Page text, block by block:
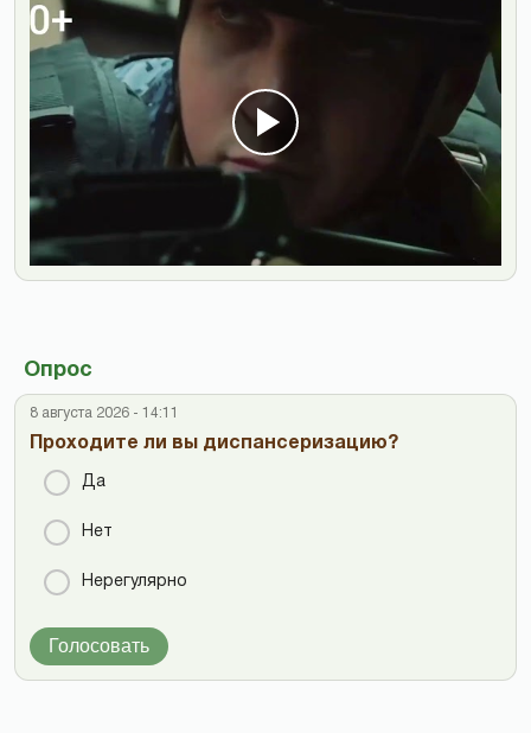
Опрос
8 августа 2026 - 14:11
Проходите ли вы диспансеризацию?
Да
Нет
Нерегулярно
Голосовать